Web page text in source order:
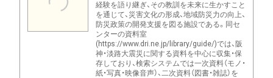
経験を語り継ぎ、その教訓を未来に生かすこと
を通じて、災害文化の形成、地域防災力の向上、
防災政策の開発支援を図る施設である。同セ
ンターの資料室
(https://www.dri.ne.jp/library/guide/)では、阪
神・淡路大震災に関する資料を中心に収集・保
存しており、検索システムでは一次資料（モノ・
紙・写真・映像音声）、二次資料（図書・雑誌）を